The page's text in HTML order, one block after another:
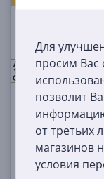
Для
просим Вас
позволит
от третьих
магазинов
условия
A
G